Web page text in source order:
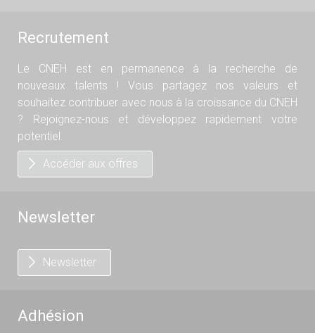
Recrutement
Le CNEH est en permanence à la recherche de
nouveaux talents ! Vous partagez nos valeurs et
souhaitez contribuer avec nous à la croissance du CNEH
? Rejoignez-nous et développez rapidement votre
potentiel.
Accéder aux offres
Newsletter
Newsletter
Adhésion